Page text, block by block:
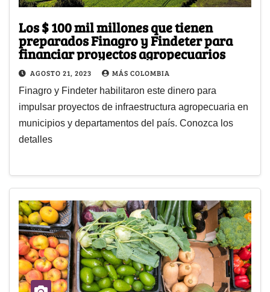
Los $ 100 mil millones que tienen
preparados Finagro y Findeter para
financiar proyectos agropecuarios
AGOSTO 21, 2023 MÁS COLOMBIA
Finagro y Findeter habilitaron este dinero para
impulsar proyectos de infraestructura agropecuaria en
municipios y departamentos del país. Conozca los
detalles